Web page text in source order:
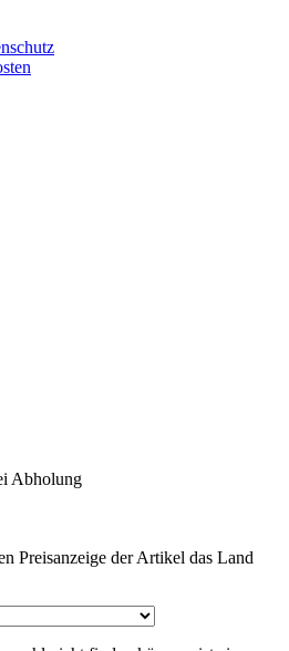
Preisanzeige der Artikel das Land